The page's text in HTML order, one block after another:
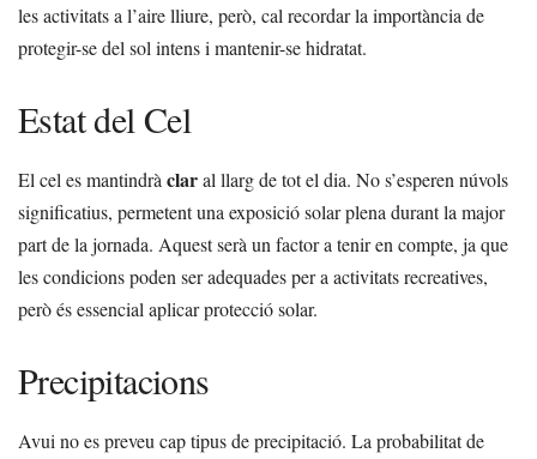
les activitats a l’aire lliure, però, cal recordar la importància de
protegir-se del sol intens i mantenir-se hidratat.
Estat del Cel
El cel es mantindràclaral llarg de tot el dia. No s’esperen núvols
significatius, permetent una exposició solar plena durant la major
part de la jornada. Aquest serà un factor a tenir en compte, ja que
les condicions poden ser adequades per a activitats recreatives,
però és essencial aplicar protecció solar.
Precipitacions
Avui no es preveu cap tipus de precipitació. La probabilitat de